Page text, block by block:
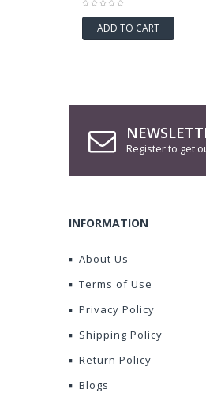
ADD TO CART
Register to get
INFORMATION
About Us
Terms of Use
Privacy Policy
Shipping Policy
Return Policy
Blogs